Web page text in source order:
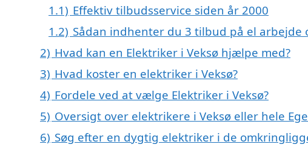
1.1) Effektiv tilbudsservice siden år 2000
1.2) Sådan indhenter du 3 tilbud på el arbejde
2) Hvad kan en Elektriker i Veksø hjælpe med?
3) Hvad koster en elektriker i Veksø?
4) Fordele ved at vælge Elektriker i Veksø?
5) Oversigt over elektrikere i Veksø eller hele
6) Søg efter en dygtig elektriker i de